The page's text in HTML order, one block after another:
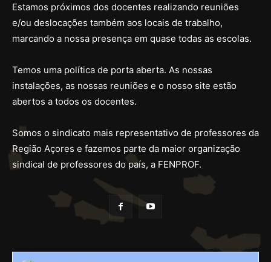
Estamos próximos dos docentes realizando reuniões
e/ou deslocações também aos locais de trabalho,
marcando a nossa presença em quase todas as escolas.
Temos uma política de porta aberta. As nossas
instalações, as nossas reuniões e o nosso site estão
abertos a todos os docentes.
Somos o sindicato mais representativo de professores da
Região Açores e fazemos parte da maior organização
sindical de professores do país, a FENPROF.